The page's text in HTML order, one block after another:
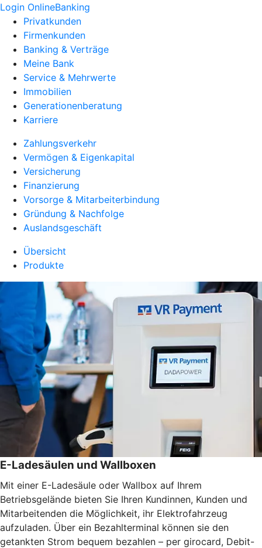
Login OnlineBanking
Privatkunden
Firmenkunden
Banking & Verträge
Meine Bank
Service & Mehrwerte
Immobilien
Generationenberatung
Karriere
Zahlungsverkehr
Vermögen & Eigenkapital
Versicherung
Finanzierung
Vorsorge & Mitarbeiterbindung
Gründung & Nachfolge
Auslandsgeschäft
Übersicht
Produkte
E-Ladesäulen und Wallboxen
Mit einer E-Ladesäule oder Wallbox auf Ihrem
Betriebsgelände bieten Sie Ihren Kundinnen, Kunden und
Mitarbeitenden die Möglichkeit, ihr Elektrofahrzeug
aufzuladen. Über ein Bezahlterminal können sie den
getankten Strom bequem bezahlen – per girocard, Debit-